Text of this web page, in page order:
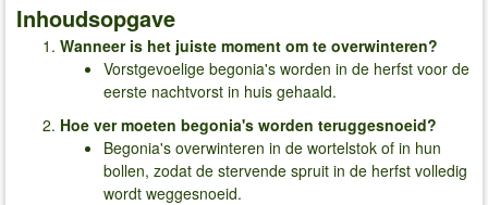
Inhoudsopgave
Wanneer is het juiste moment om te overwinteren​?
Vorstgevoelige begonia's worden in de herfst voor de
eerste nachtvorst in huis gehaald.
Hoe ver moeten begonia's worden teruggesnoeid​?
Begonia's overwinteren in de wortelstok of in hun
bollen, zodat de stervende spruit in de herfst volledig
wordt weggesnoeid.